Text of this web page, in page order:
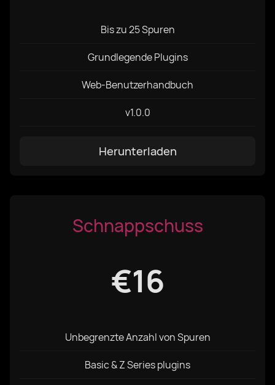
Bis zu 25 Spuren
Grundlegende Plugins
Web-Benutzerhandbuch
v1.0.0
Herunterladen
Schnappschuss
€16
Unbegrenzte Anzahl von Spuren
Basic & Z Series plugins